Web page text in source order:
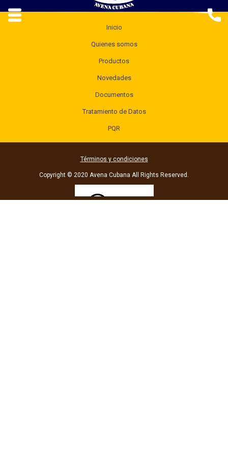
Inicio
Quienes somos
Productos
Novedades
Documentos
Tratamiento de Datos
PQR
Términos y condiciones
Copyright © 2020 Avena Cubana All Rights Reserved.